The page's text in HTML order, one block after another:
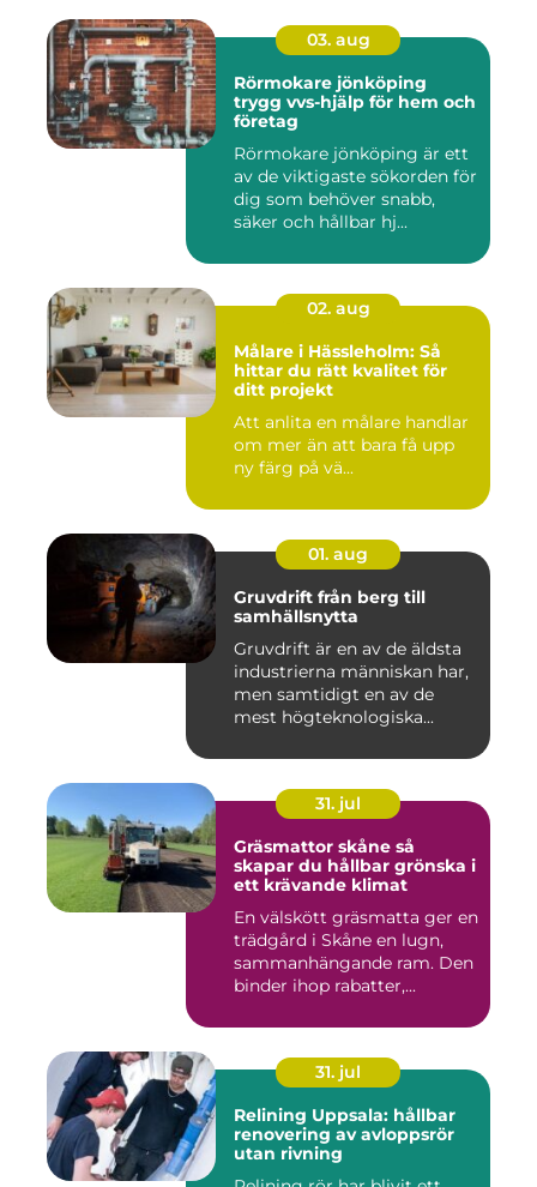
03. aug
Rörmokare jönköping
trygg vvs-hjälp för hem och
företag
Rörmokare jönköping är ett
av de viktigaste sökorden för
dig som behöver snabb,
säker och hållbar hj...
02. aug
Målare i Hässleholm: Så
hittar du rätt kvalitet för
ditt projekt
Att anlita en målare handlar
om mer än att bara få upp
ny färg på vä...
01. aug
Gruvdrift från berg till
samhällsnytta
Gruvdrift är en av de äldsta
industrierna människan har,
men samtidigt en av de
mest högteknologiska...
31. jul
Gräsmattor skåne så
skapar du hållbar grönska i
ett krävande klimat
En välskött gräsmatta ger en
trädgård i Skåne en lugn,
sammanhängande ram. Den
binder ihop rabatter,...
31. jul
Relining Uppsala: hållbar
renovering av avloppsrör
utan rivning